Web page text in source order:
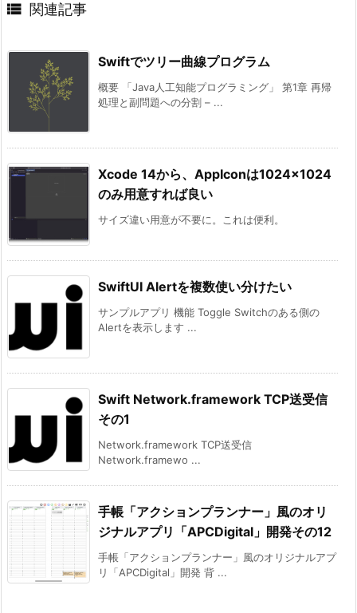
 関連記事
Swiftでツリー曲線プログラム
概要 「Java人工知能プログラミング」 第1章 再帰
処理と副問題への分割 – ...
Xcode 14から、AppIconは1024×1024
のみ用意すれば良い
サイズ違い用意が不要に。これは便利。
SwiftUI Alertを複数使い分けたい
サンプルアプリ 機能 Toggle Switchのある側の
Alertを表示します ...
Swift Network.framework TCP送受信
その1
Network.framework TCP送受信
Network.framewo ...
手帳「アクションプランナー」風のオリ
ジナルアプリ「APCDigital」開発その12
手帳「アクションプランナー」風のオリジナルアプ
リ「APCDigital」開発 背 ...